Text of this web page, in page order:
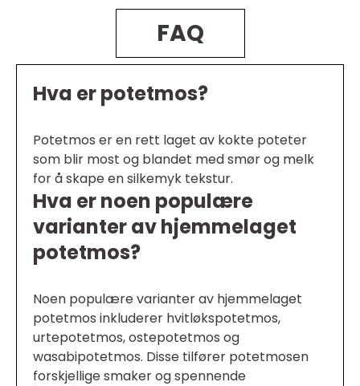
FAQ
Hva er potetmos?
Potetmos er en rett laget av kokte poteter
som blir most og blandet med smør og melk
for å skape en silkemyk tekstur.
Hva er noen populære
varianter av hjemmelaget
potetmos?
Noen populære varianter av hjemmelaget
potetmos inkluderer hvitløkspotetmos,
urtepotetmos, ostepotetmos og
wasabipotetmos. Disse tilfører potetmosen
forskjellige smaker og spennende